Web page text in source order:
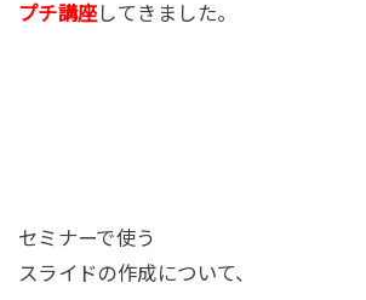
プチ講座してきました。
セミナーで使う
スライドの作成について、